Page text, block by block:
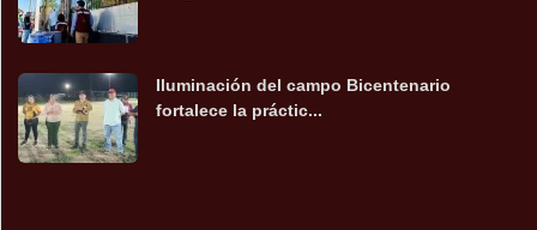
Iluminación del campo Bicentenario
fortalece la práctic...